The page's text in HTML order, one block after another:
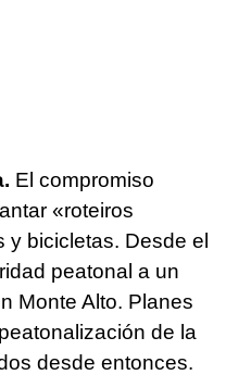
El compromiso
«roteiros
y bicicletas. Desde el
peatonal a un
Monte Alto. Planes
de la
desde entonces.